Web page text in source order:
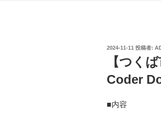
投
2024-11-11 投稿者:
【つく
Coder
■内容